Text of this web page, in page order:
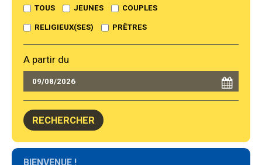
TOUS JEUNES COUPLES
RELIGIEUX(SES) PRÊTRES
A partir du
Navigation
BIENVENUE !